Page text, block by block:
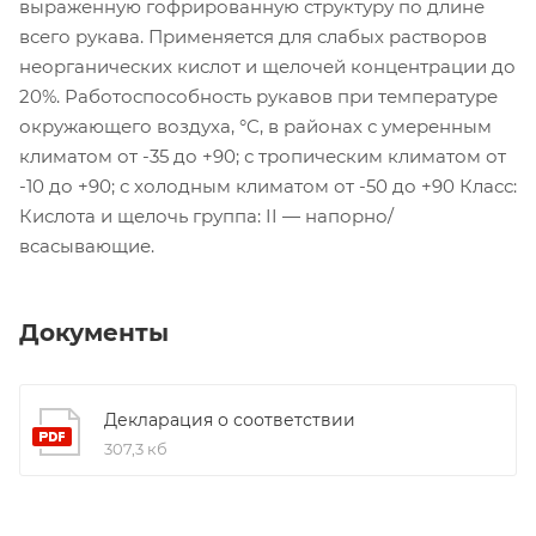
выраженную гофрированную структуру по длине
всего рукава. Применяется для слабых растворов
неорганических кислот и щелочей концентрации до
20%. Работоспособность рукавов при температуре
окружающего воздуха, °C, в районах с умеренным
климатом от -35 до +90; с тропическим климатом от
-10 до +90; с холодным климатом от -50 до +90 Класс:
Кислота и щелочь группа: II — напорно/
всасывающие.
Документы
Декларация о соответствии
307,3 кб